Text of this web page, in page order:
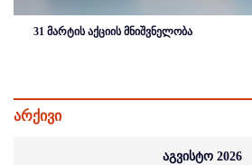
31 მარტის აქციის მნიშვნელობა
არქივი
აგვისტო 2026